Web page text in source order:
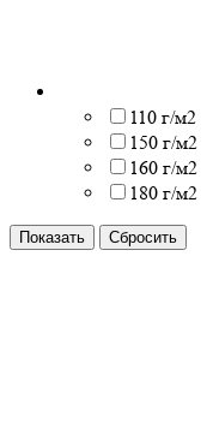
110 г/м2
150 г/м2
160 г/м2
180 г/м2